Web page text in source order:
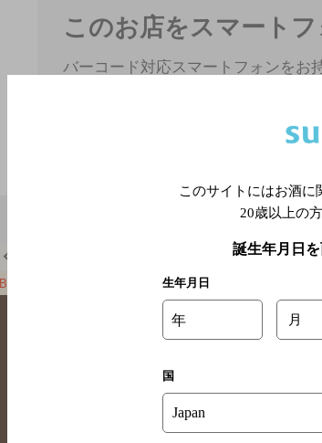
このお店をスマート
バーコード対応スマートフォンをお
BAR-NAVI そわれ
このサイトにはお酒に
20歳以上の
誕生年月日を
生年月日
年 月
国